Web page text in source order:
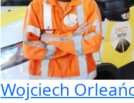
Wojciech